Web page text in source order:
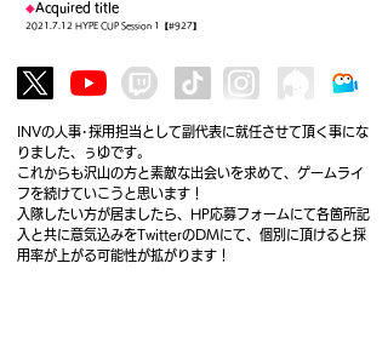
◆Acquired title
2021.7.12 HYPE CUP Session 1【#927】
INVの人事･採用担当として副代表に就任させて頂く事にな
りました、ぅゆです。
これからも沢山の方と素敵な出会いを求めて、ゲームライ
フを続けていこうと思います！
入隊したい方が居ましたら、HP応募フォームにて各箇所記
入と共に意気込みをTwitterのDMにて、個別に頂けると採
用率が上がる可能性が拡がります！